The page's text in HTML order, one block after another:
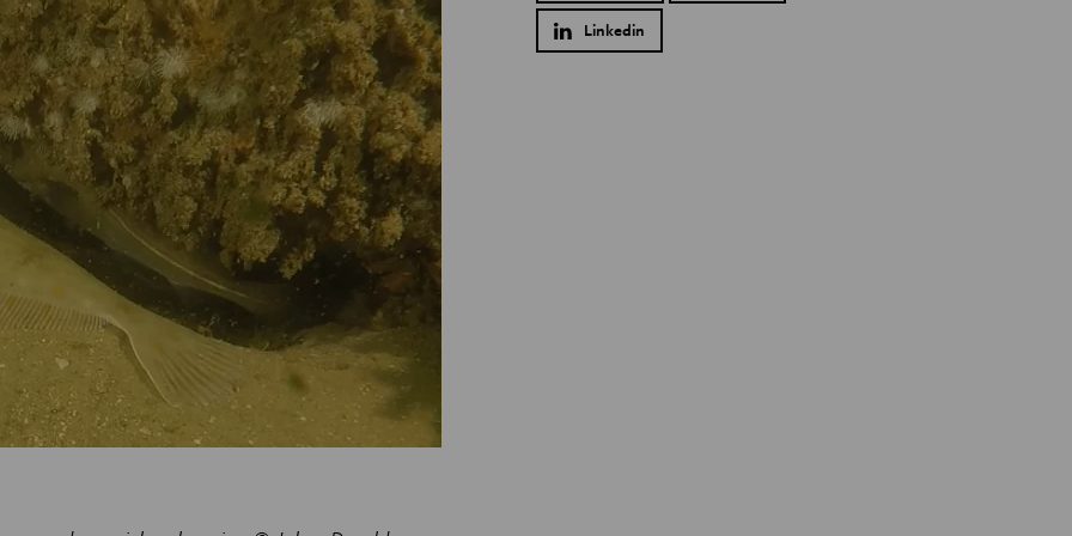
Linkedin